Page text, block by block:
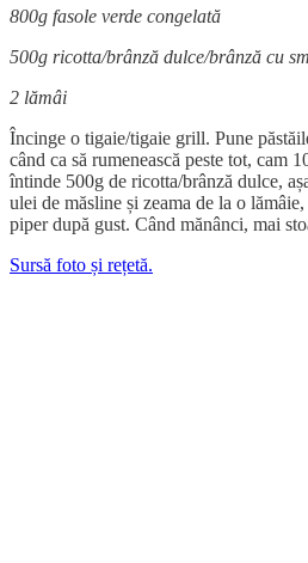
800g fasole verde congelată
500g ricotta/brânză dulce/brânză cu
2 lămâi
Încinge o tigaie/tigaie grill. Pune
când ca să rumenească peste tot, cam
întinde 500g de ricotta/brânză dulce,
ulei de măsline și zeama de la o
piper după gust. Când mănânci, mai
Sursă foto și rețetă.